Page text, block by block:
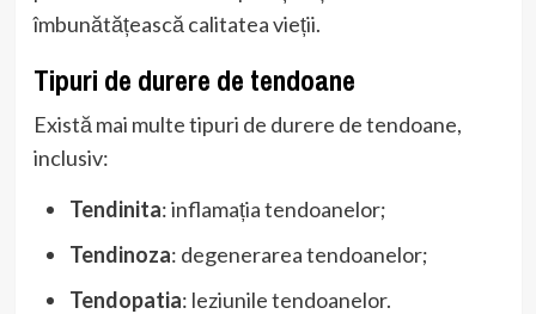
îmbunătățească calitatea vieții.
Tipuri de durere de tendoane
Există mai multe tipuri de durere de tendoane,
inclusiv:
Tendinita: inflamația tendoanelor;
Tendinoza: degenerarea tendoanelor;
Tendopatia: leziunile tendoanelor.